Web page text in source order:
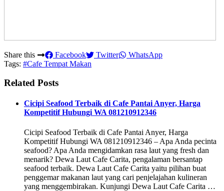
Share this Facebook Twitter
WhatsApp
Tags: #Cafe Tempat Makan
Related Posts
Cicipi Seafood Terbaik di Cafe Pantai Anyer, Harga
Kompetitif Hubungi WA 081210912346
Cicipi Seafood Terbaik di Cafe Pantai Anyer, Harga
Kompetitif Hubungi WA 081210912346 – Apa Anda pecinta
seafood? Apa Anda mengidamkan rasa laut yang fresh dan
menarik? Dewa Laut Cafe Carita, pengalaman bersantap
seafood terbaik. Dewa Laut Cafe Carita yaitu pilihan buat
penggemar makanan laut yang cari penjelajahan kulineran
yang menggembirakan. Kunjungi Dewa Laut Cafe Carita …